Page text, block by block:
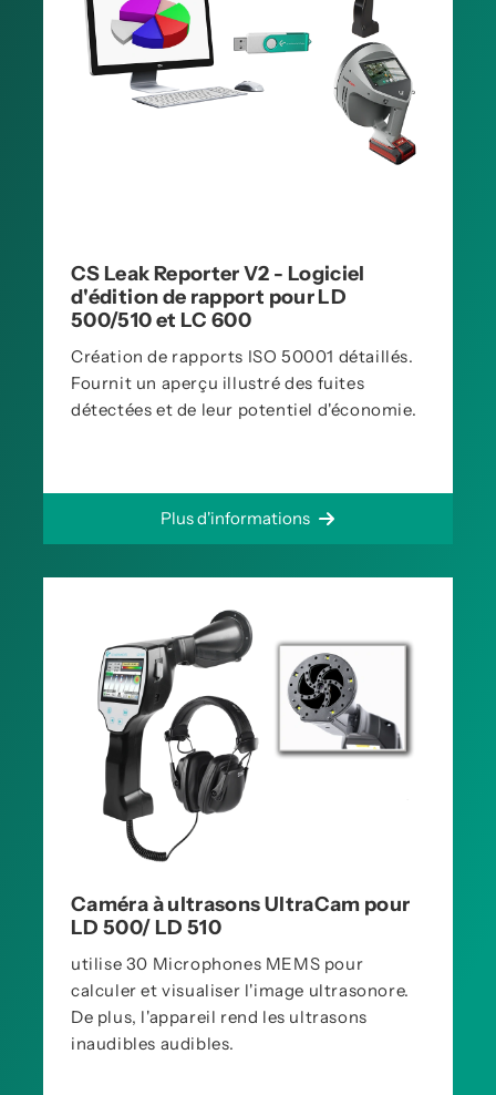
CS Leak Reporter V2 - Logiciel
d'édition de rapport pour LD
500/510 et LC 600
Création de rapports ISO 50001 détaillés.
Fournit un aperçu illustré des fuites
détectées et de leur potentiel d'économie.
Plus d'informations
Caméra à ultrasons UltraCam pour
LD 500/ LD 510
utilise 30 Microphones MEMS pour
calculer et visualiser l'image ultrasonore.
De plus, l'appareil rend les ultrasons
inaudibles audibles.